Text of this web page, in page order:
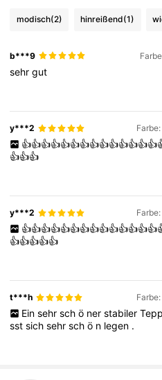
modisch(2) hinreißend(1)
b***9
sehrgut
y***2
👍👍👍
y***2
👍👍👍👍👍
t***h
Ein sehr sch ö ner stabiler
sstsichsehrschö n legen .